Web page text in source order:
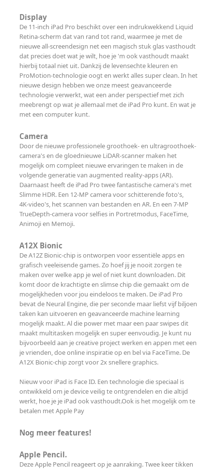
Display
De 11‑inch iPad Pro beschikt over een indrukwekkend Liquid
Retina-scherm dat van rand tot rand, waarmee je met de
nieuwe all‑screen­design net een magisch stuk glas vasthoudt
dat precies doet wat je wilt, hoe je 'm ook vasthoudt maakt
hierbij totaal niet uit. Dankzij de levens­echte kleuren en
ProMotion-technologie oogt en werkt alles super clean. In het
nieuwe design hebben we onze meest geavanceerde
technologie verwerkt, wat een ander perspectief met zich
meebrengt op wat je allemaal met de iPad Pro kunt. En wat je
met een computer kunt.
Camera
Door de nieuwe professionele groothoek- en ultragroothoek-
camera's en de gloednieuwe LiDAR-scanner maken het
mogelijk om compleet nieuwe ervaringen te maken in de
volgende generatie van augmented reality-apps (AR).
Daarnaast heeft de iPad Pro twee fantastische camera's met
Slimme HDR. Een 12‑MP camera voor schitterende foto's,
4K‑video's, het scannen van bestanden en AR. En een 7-MP
TrueDepth-camera voor selfies in Portretmodus, FaceTime,
Animoji en Memoji.
A12X Bionic
De A12Z Bionic-chip is ontworpen voor essentiële apps en
grafisch veeleisende games. Zo hoef jij je nooit zorgen te
maken over welke app je wel of niet kunt downloaden. Dit
komt door de krachtigte en slimse chip die gemaakt om de
mogelijkheden voor jou eindeloos te maken. De iPad Pro
bevat de Neural Engine, die per seconde maar liefst vijf biljoen
taken kan uitvoeren en geavanceerde machine learning
mogelijk maakt. Al die power met maar een paar swipes dit
maakt multitasken mogelijk en super eenvoudig. Je kunt nu
bijvoorbeeld aan je creative project werken en appen met een
je vrienden, doe online inspiratie op en bel via FaceTime. De
A12X Bionic-chip zorgt voor 2x snellere graphics.
Nieuw voor iPad is Face ID. Een technologie die speciaal is
ontwikkeld om je device veilig te ontgrendelen en die altijd
werkt, hoe je je iPad ook vasthoudt.Ook is het mogelijk om te
betalen met Apple Pay
Nog meer features!
Apple Pencil.
Deze Apple Pencil reageert op je aanraking. Twee keer tikken